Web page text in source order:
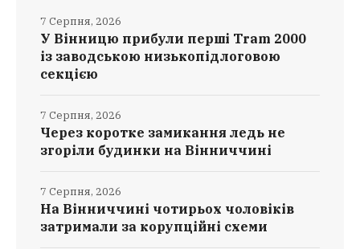
У Вінницю прибули перші Tram 2000
із заводською низькопідлоговою
секцією
7 Серпня, 2026
Через коротке замикання ледь не
згоріли будинки на Вінниччині
7 Серпня, 2026
На Вінниччині чотирьох чоловіків
затримали за корупційні схеми
7 Серпня, 2026